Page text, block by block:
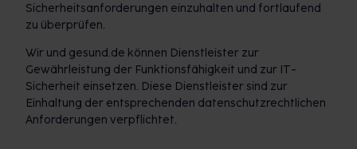
Sicherheitsanforderungen einzuhalten und fortlaufend
zu überprüfen.
Wir und gesund.de können Dienstleister zur
Gewährleistung der Funktionsfähigkeit und zur IT-
Sicherheit einsetzen. Diese Dienstleister sind zur
Einhaltung der entsprechenden datenschutzrechtlichen
Anforderungen verpflichtet.